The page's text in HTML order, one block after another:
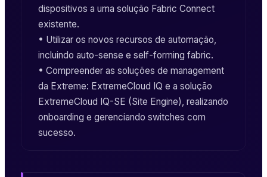
dispositivos a uma solução Fabric Connect
existente.
• Utilizar os novos recursos de automação,
incluindo auto-sense e self-forming fabric.
• Compreender as soluções de management
da Extreme: ExtremeCloud IQ e a solução
ExtremeCloud IQ-SE (Site Engine), realizando
onboarding e gerenciando switches com
sucesso.